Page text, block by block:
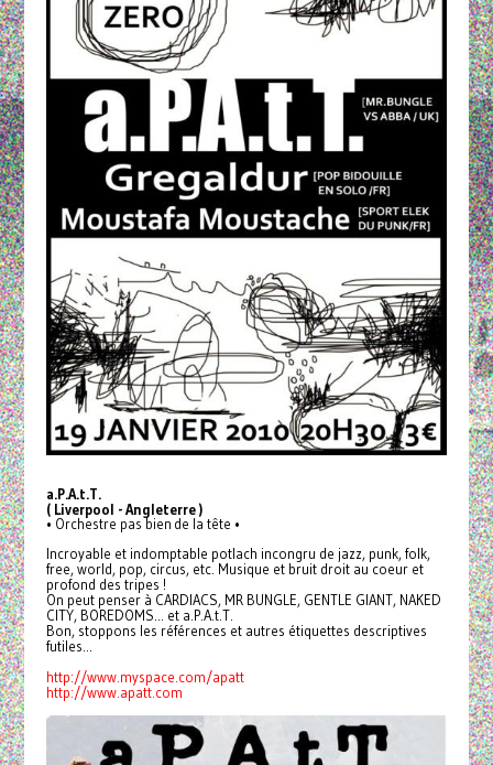
a.P.A.t.T.
( Liverpool - Angleterre )
• Orchestre pas bien de la tête •
Incroyable et indomptable potlach incongru de jazz, punk, folk,
free, world, pop, circus, etc. Musique et bruit droit au coeur et
profond des tripes !
On peut penser à CARDIACS, MR BUNGLE, GENTLE GIANT, NAKED
CITY, BOREDOMS... et a.P.A.t.T.
Bon, stoppons les références et autres étiquettes descriptives
futiles...
http://www.myspace.com/apatt
http://www.apatt.com